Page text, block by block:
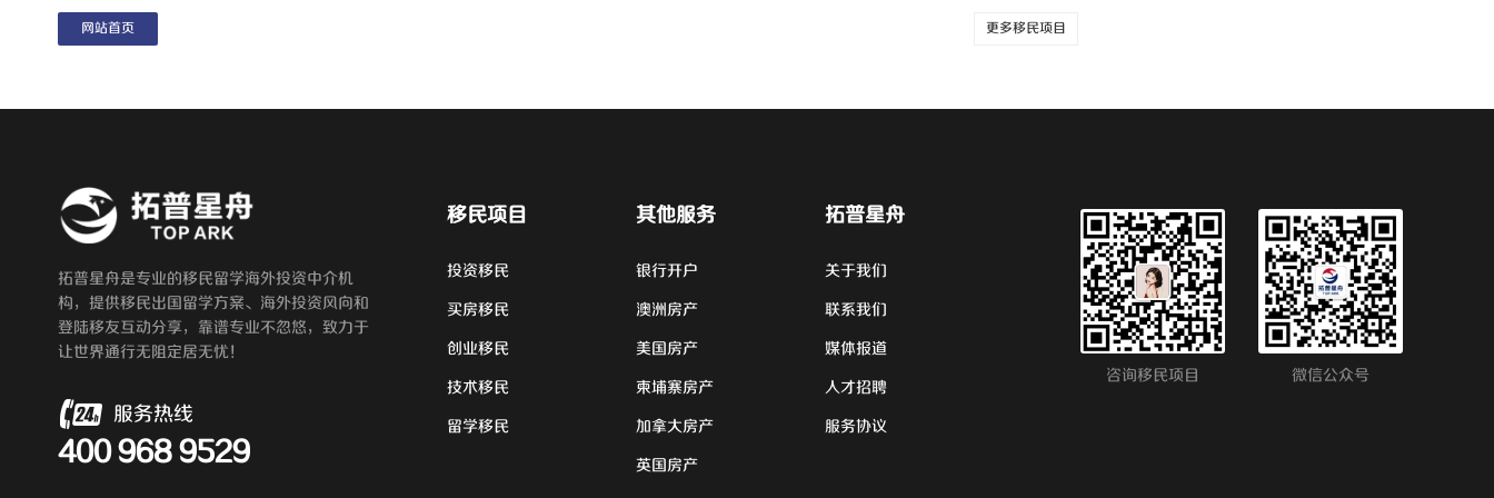
网站首页 更多移民项目
拓普星舟是专业的移民留学海外投资中介机
构，提供移民出国留学方案、海外投资风向和
登陆移友互动分享，靠谱专业不忽悠，致力于
让世界通行无阻定居无忧！
服务热线
400 968 9529
移民项目
投资移民
买房移民
创业移民
技术移民
留学移民
其他服务
银行开户
澳洲房产
美国房产
柬埔寨房产
加拿大房产
英国房产
拓普星舟
关于我们
联系我们
媒体报道
人才招聘
服务协议
咨询移民项目 微信公众号